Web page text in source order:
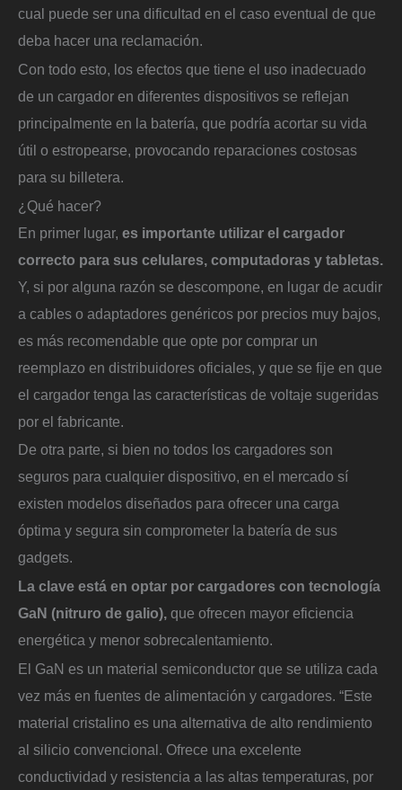
cual puede ser una dificultad en el caso eventual de que
deba hacer una reclamación.
Con todo esto, los efectos que tiene el uso inadecuado
de un cargador en diferentes dispositivos se reflejan
principalmente en la batería, que podría acortar su vida
útil o estropearse, provocando reparaciones costosas
para su billetera.
¿Qué hacer?
En primer lugar, es importante utilizar el cargador
correcto para sus celulares, computadoras y tabletas.
Y, si por alguna razón se descompone, en lugar de acudir
a cables o adaptadores genéricos por precios muy bajos,
es más recomendable que opte por comprar un
reemplazo en distribuidores oficiales, y que se fije en que
el cargador tenga las características de voltaje sugeridas
por el fabricante.
De otra parte, si bien no todos los cargadores son
seguros para cualquier dispositivo, en el mercado sí
existen modelos diseñados para ofrecer una carga
óptima y segura sin comprometer la batería de sus
gadgets.
La clave está en optar por cargadores con tecnología
GaN (nitruro de galio), que ofrecen mayor eficiencia
energética y menor sobrecalentamiento.
El GaN es un material semiconductor que se utiliza cada
vez más en fuentes de alimentación y cargadores. “Este
material cristalino es una alternativa de alto rendimiento
al silicio convencional. Ofrece una excelente
conductividad y resistencia a las altas temperaturas, por